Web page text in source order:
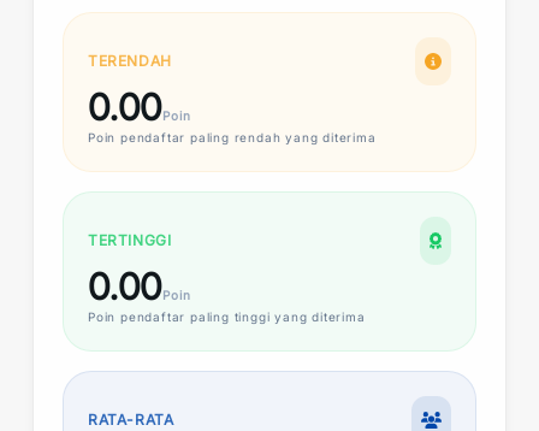
TERENDAH
0.00Poin
Poin pendaftar paling rendah yang diterima
TERTINGGI
0.00Poin
Poin pendaftar paling tinggi yang diterima
RATA-RATA